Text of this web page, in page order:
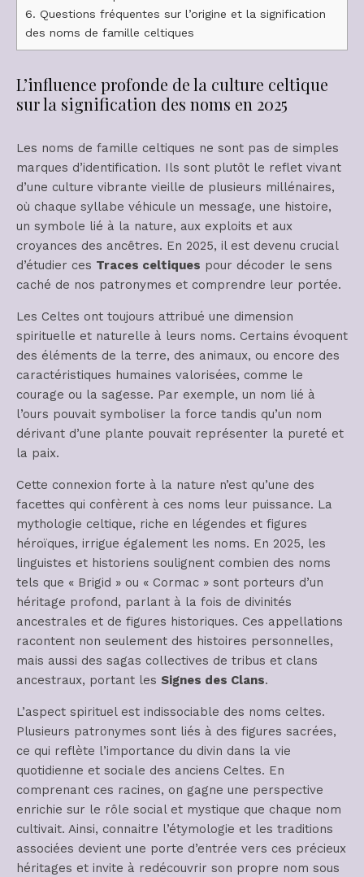
6. Questions fréquentes sur l’origine et la signification
des noms de famille celtiques
L’influence profonde de la culture celtique
sur la signification des noms en 2025
Les noms de famille celtiques ne sont pas de simples
marques d’identification. Ils sont plutôt le reflet vivant
d’une culture vibrante vieille de plusieurs millénaires,
où chaque syllabe véhicule un message, une histoire,
un symbole lié à la nature, aux exploits et aux
croyances des ancêtres. En 2025, il est devenu crucial
d’étudier ces Traces celtiques pour décoder le sens
caché de nos patronymes et comprendre leur portée.
Les Celtes ont toujours attribué une dimension
spirituelle et naturelle à leurs noms. Certains évoquent
des éléments de la terre, des animaux, ou encore des
caractéristiques humaines valorisées, comme le
courage ou la sagesse. Par exemple, un nom lié à
l’ours pouvait symboliser la force tandis qu’un nom
dérivant d’une plante pouvait représenter la pureté et
la paix.
Cette connexion forte à la nature n’est qu’une des
facettes qui confèrent à ces noms leur puissance. La
mythologie celtique, riche en légendes et figures
héroïques, irrigue également les noms. En 2025, les
linguistes et historiens soulignent combien des noms
tels que « Brigid » ou « Cormac » sont porteurs d’un
héritage profond, parlant à la fois de divinités
ancestrales et de figures historiques. Ces appellations
racontent non seulement des histoires personnelles,
mais aussi des sagas collectives de tribus et clans
ancestraux, portant les Signes des Clans.
L’aspect spirituel est indissociable des noms celtes.
Plusieurs patronymes sont liés à des figures sacrées,
ce qui reflète l’importance du divin dans la vie
quotidienne et sociale des anciens Celtes. En
comprenant ces racines, on gagne une perspective
enrichie sur le rôle social et mystique que chaque nom
cultivait. Ainsi, connaitre l’étymologie et les traditions
associées devient une porte d’entrée vers ces précieux
héritages et invite à redécouvrir son propre nom sous